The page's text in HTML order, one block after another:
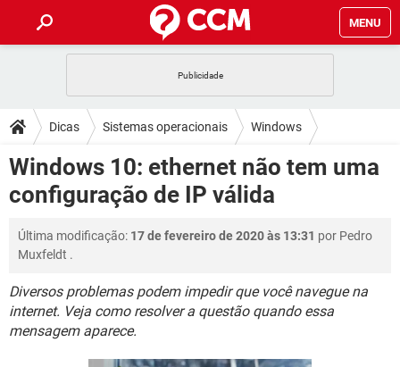
MENU
CELULAR FACEBOOK
OUTLOOK EXCEL
INSTAGRAM GMAIL
DICAS
JOGOS WHATSAPP
CELULAR FACEBOOK
OUTLOOK
INSTAGRAM GMAIL
DOWNLOADS
JOGOS WHATSAPP
OUTLOOK
INSTAGRAM GMAIL
GUIA DE COMPRAS
FÓRUM
JOGOS WHATSAPP
OUTLOOK EXCEL
INSTAGRAM
GUIA DE COMPRAS
GLOSSÁRIO
JOGOS WHATSAPP
CELULAR FACEBOOK
Dicas Sistemas operacionais Windows
Windows 10
Windows 10: ethernet não tem uma
configuração de IP válida
Última modificação: 17 de fevereiro de 2020 às 13:31 por Pedro
Muxfeldt .
Diversos problemas podem impedir que você navegue na
internet. Veja como resolver a questão quando essa
mensagem aparece.